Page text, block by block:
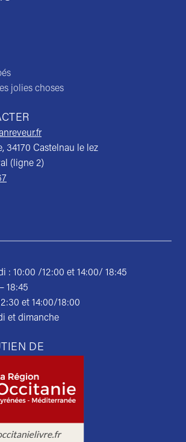
jolies choses
34170 Castelnau le lez
(ligne 2)
: 10:00 /12:00 et 14:00/ 18:45
18:45
et 14:00/18:00
et dimanche
DE